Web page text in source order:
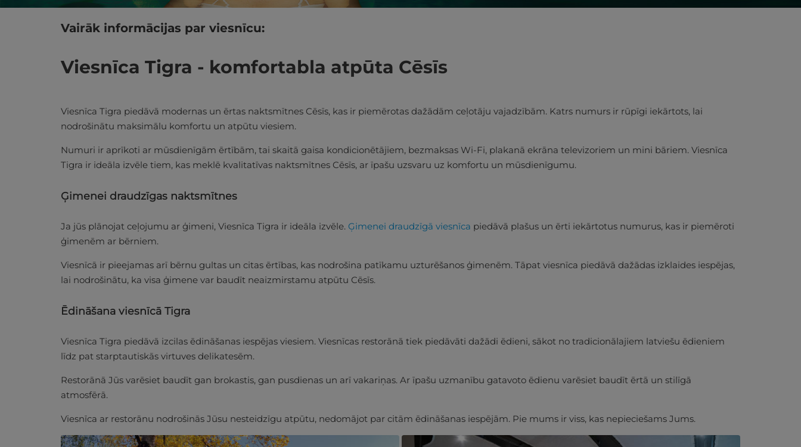
Vairāk informācijas par viesnīcu:
Viesnīca Tigra - komfortabla atpūta Cēsīs
Viesnīca Tigra piedāvā modernas un ērtas naktsmītnes Cēsīs, kas ir piemērotas dažādām ceļotāju vajadzībām. Katrs numurs ir rūpīgi iekārtots, lai
nodrošinātu maksimālu komfortu un atpūtu viesiem.
Numuri ir aprīkoti ar mūsdienīgām ērtībām, tai skaitā gaisa kondicionētājiem, bezmaksas Wi-Fi, plakanā ekrāna televizoriem un mini bāriem. Viesnīca
Tigra ir ideāla izvēle tiem, kas meklē kvalitatīvas naktsmītnes Cēsīs, ar īpašu uzsvaru uz komfortu un mūsdienīgumu.
Ģimenei draudzīgas naktsmītnes
Ja jūs plānojat ceļojumu ar ģimeni, Viesnīca Tigra ir ideāla izvēle. Ģimenei draudzīgā viesnīca piedāvā plašus un ērti iekārtotus numurus, kas ir piemēroti
ģimenēm ar bērniem.
Viesnīcā ir pieejamas arī bērnu gultas un citas ērtības, kas nodrošina patīkamu uzturēšanos ģimenēm. Tāpat viesnīca piedāvā dažādas izklaides iespējas,
lai nodrošinātu, ka visa ģimene var baudīt neaizmirstamu atpūtu Cēsīs.
Ēdināšana viesnīcā Tigra
Viesnīca Tigra piedāvā izcilas ēdināšanas iespējas viesiem. Viesnīcas restorānā tiek piedāvāti dažādi ēdieni, sākot no tradicionālajiem latviešu ēdieniem
līdz pat starptautiskās virtuves delikatesēm.
Restorānā Jūs varēsiet baudīt gan brokastis, gan pusdienas un arī vakariņas. Ar īpašu uzmanību gatavoto ēdienu varēsiet baudīt ērtā un stilīgā
atmosfērā.
Viesnīca ar restorānu nodrošinās Jūsu nesteidzīgu atpūtu, nedomājot par citām ēdināšanas iespējām. Pie mums ir viss, kas nepieciešams Jums.